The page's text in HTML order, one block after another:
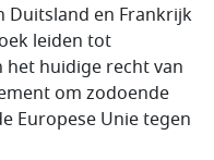
Duitsland en Frankrijk
leiden tot
huidige recht van
om zodoende
Europese Unie tegen